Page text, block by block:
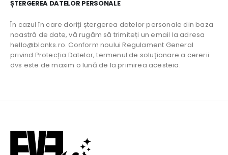
ȘTERGEREA DATELOR PERSONALE
În cazul în care doriți ștergerea datelor personale din baza
noastră de date, vă rugăm să trimiteți un email la adresa
hello@blanks.ro. Conform noului Regulament General
privind Protecția Datelor, termenul de soluționare a cererii
dvs este de maxim o lună de la primirea acesteia.